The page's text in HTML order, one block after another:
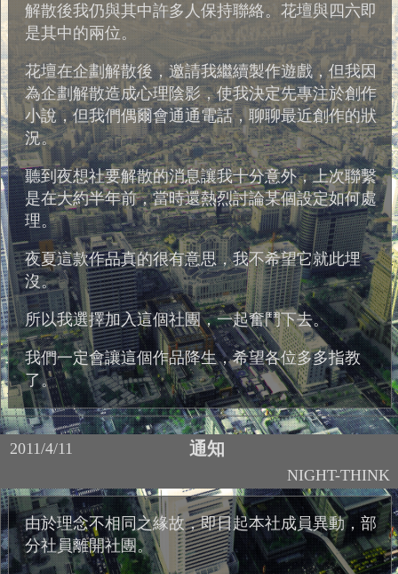
解散後我仍與其中許多人保持聯絡。花壇與四六即
是其中的兩位。
花壇在企劃解散後，邀請我繼續製作遊戲，但我因
為企劃解散造成心理陰影，使我決定先專注於創作
小說，但我們偶爾會通通電話，聊聊最近創作的狀
況。
聽到夜想社要解散的消息讓我十分意外，上次聯繫
是在大約半年前，當時還熱烈討論某個設定如何處
理。
夜夏這款作品真的很有意思，我不希望它就此埋
沒。
所以我選擇加入這個社團，一起奮鬥下去。
我們一定會讓這個作品降生，希望各位多多指教
了。
2011/4/11 通知
NIGHT-THINK
由於理念不相同之緣故，即日起本社成員異動，部
分社員離開社團。